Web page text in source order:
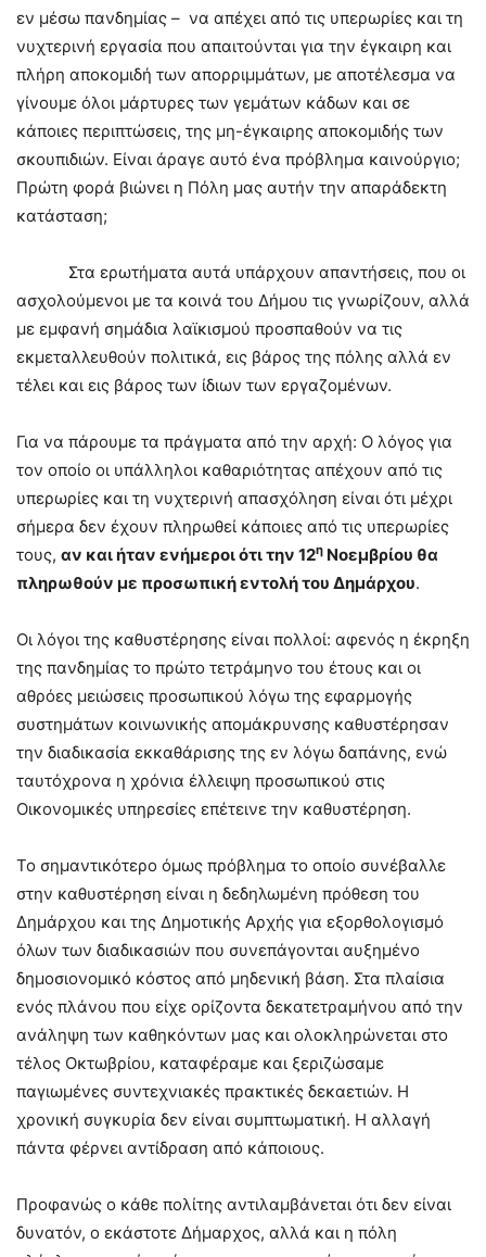
εν μέσω πανδημίας – να απέχει από τις υπερωρίες και τη
νυχτερινή εργασία που απαιτούνται για την έγκαιρη και
πλήρη αποκομιδή των απορριμμάτων, με αποτέλεσμα να
γίνουμε όλοι μάρτυρες των γεμάτων κάδων και σε
κάποιες περιπτώσεις, της μη-έγκαιρης αποκομιδής των
σκουπιδιών. Είναι άραγε αυτό ένα πρόβλημα καινούργιο;
Πρώτη φορά βιώνει η Πόλη μας αυτήν την απαράδεκτη
κατάσταση;
Στα ερωτήματα αυτά υπάρχουν απαντήσεις, που οι
ασχολούμενοι με τα κοινά του Δήμου τις γνωρίζουν, αλλά
με εμφανή σημάδια λαϊκισμού προσπαθούν να τις
εκμεταλλευθούν πολιτικά, εις βάρος της πόλης αλλά εν
τέλει και εις βάρος των ίδιων των εργαζομένων.
Για να πάρουμε τα πράγματα από την αρχή: Ο λόγος για
τον οποίο οι υπάλληλοι καθαριότητας απέχουν από τις
υπερωρίες και τη νυχτερινή απασχόληση είναι ότι μέχρι
σήμερα δεν έχουν πληρωθεί κάποιες από τις υπερωρίες
τους, αν και ήταν ενήμεροι ότι την 12η Νοεμβρίου θα
πληρωθούν με προσωπική εντολή του Δημάρχου.
Οι λόγοι της καθυστέρησης είναι πολλοί: αφενός η έκρηξη
της πανδημίας το πρώτο τετράμηνο του έτους και οι
αθρόες μειώσεις προσωπικού λόγω της εφαρμογής
συστημάτων κοινωνικής απομάκρυνσης καθυστέρησαν
την διαδικασία εκκαθάρισης της εν λόγω δαπάνης, ενώ
ταυτόχρονα η χρόνια έλλειψη προσωπικού στις
Οικονομικές υπηρεσίες επέτεινε την καθυστέρηση.
Το σημαντικότερο όμως πρόβλημα το οποίο συνέβαλλε
στην καθυστέρηση είναι η δεδηλωμένη πρόθεση του
Δημάρχου και της Δημοτικής Αρχής για εξορθολογισμό
όλων των διαδικασιών που συνεπάγονται αυξημένο
δημοσιονομικό κόστος από μηδενική βάση. Στα πλαίσια
ενός πλάνου που είχε ορίζοντα δεκατετραμήνου από την
ανάληψη των καθηκόντων μας και ολοκληρώνεται στο
τέλος Οκτωβρίου, καταφέραμε και ξεριζώσαμε
παγιωμένες συντεχνιακές πρακτικές δεκαετιών. Η
χρονική συγκυρία δεν είναι συμπτωματική. Η αλλαγή
πάντα φέρνει αντίδραση από κάποιους.
Προφανώς ο κάθε πολίτης αντιλαμβάνεται ότι δεν είναι
δυνατόν, ο εκάστοτε Δήμαρχος, αλλά και η πόλη